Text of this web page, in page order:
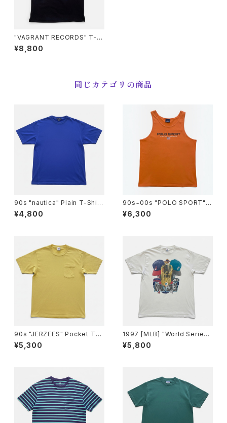
"VAGRANT RECORDS" T-s
hirt ヴェイグラント レコード T
シャツ [L]
¥8,800
同じカテゴリの商品
90s "nautica" Plain T-Shirt
ノーティカ 無地Tシャツ [L]
¥4,800
90s~00s "POLO SPORT" R
ALPH LAUREN TANK TOP
ポロスポーツ タンクトップ [L]
¥6,300
90s "JERZEES" Pocket T-S
hirt ジャージーズ 無地ポケット
Tシャツ [XL]
¥5,300
1997 [MLB] "World Series
Cleveland Indians vs Flori
da Marlins" T-Shirt 1997年
¥5,800